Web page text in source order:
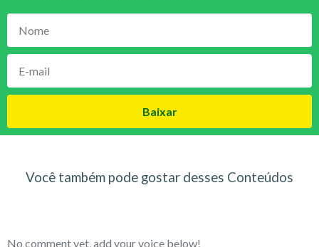
Baixar
Você também pode gostar desses Conteúdos
No comment yet, add your voice below!